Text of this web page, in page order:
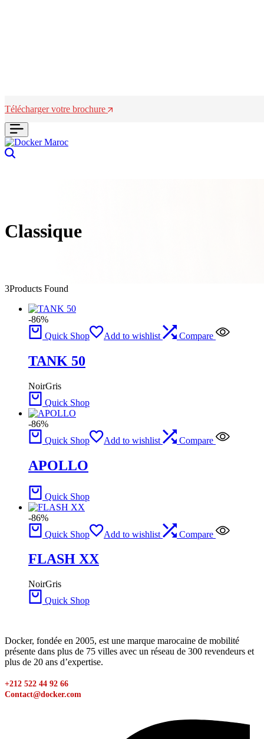
Télécharger votre brochure
Classique
3Products Found
-86%
Quick Shop
Add to wishlist Compare
TANK 50
NoirGris
Quick Shop
-86%
Quick Shop
Add to wishlist Compare
APOLLO
Quick Shop
-86%
Quick Shop
Add to wishlist Compare
FLASH XX
NoirGris
Quick Shop
Docker, fondée en 2005, est une marque marocaine de mobilité
présente dans plus de 75 villes avec un réseau de 300 revendeurs et
plus de 20 ans d’expertise.
+212 522 44 92 66
Contact@docker.com